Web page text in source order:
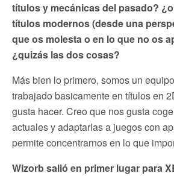
títulos y mecánicas del pasado?
títulos modernos (desde una
que os molesta o en lo que no os
¿quizás las dos cosas?
Más bien lo primero, somos un
trabajado basicamente en títulos en
gusta hacer. Creo que nos gusta
actuales y adaptarlas a juegos con
permite concentrarnos en lo que
Wizorb salió en primer lugar para